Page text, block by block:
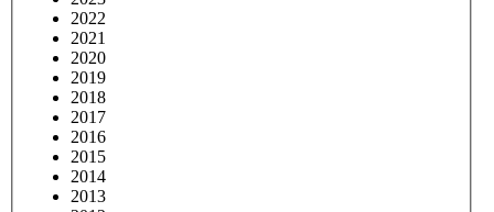
2022
2021
2020
2019
2018
2017
2016
2015
2014
2013